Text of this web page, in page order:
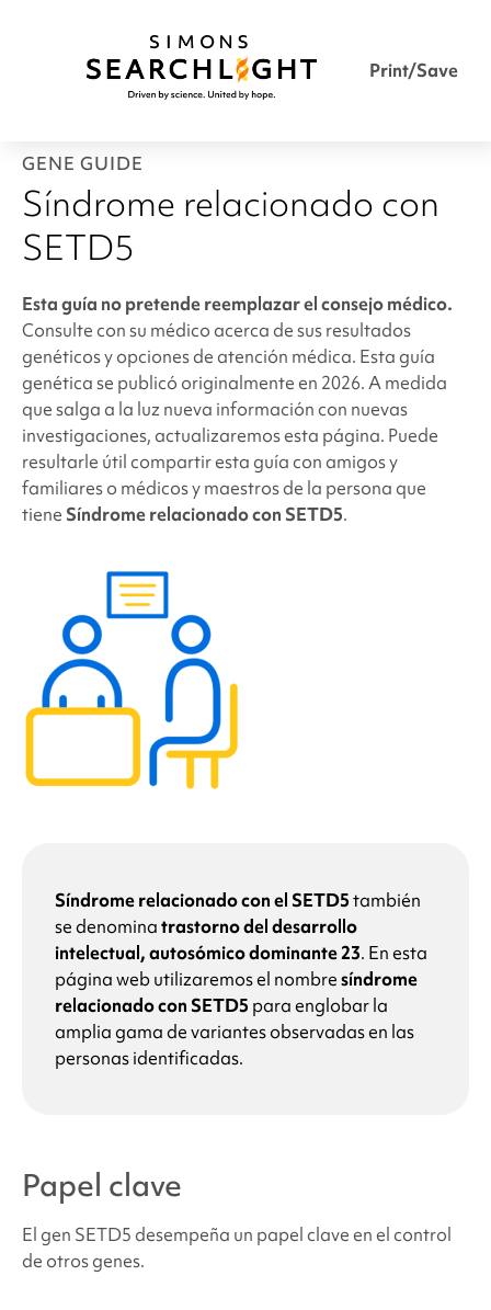
Print/Save
GENE GUIDE
Síndrome relacionado con
SETD5
Esta guía no pretende reemplazar el consejo médico.
Consulte con su médico acerca de sus resultados
genéticos y opciones de atención médica. Esta guía
genética se publicó originalmente en 2026. A medida
que salga a la luz nueva información con nuevas
investigaciones, actualizaremos esta página. Puede
resultarle útil compartir esta guía con amigos y
familiares o médicos y maestros de la persona que
tiene Síndrome relacionado con SETD5.
Síndrome relacionado con el SETD5también
se denominatrastorno del desarrollo
intelectual, autosómico dominante 23. En esta
página web utilizaremos el nombresíndrome
relacionado con SETD5 para englobar la
amplia gama de variantes observadas en las
personas identificadas.
Papel clave
El gen SETD5 desempeña un papel clave en el control
de otros genes.